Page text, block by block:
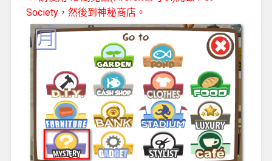
Society，然後到神秘商店。